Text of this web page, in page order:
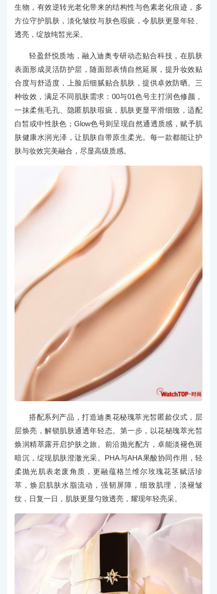
生物，有效逆转光老化带来的结构性与色素老化痕迹，多
方位守护肌肤，淡化皱纹与肤色瑕疵，令肌肤更显年轻、
透亮，绽放纯皙光采。
轻盈舒悦质地，融入迪奥专研动态贴合科技，在肌肤
表面形成灵活防护层，随面部表情自然延展，提升妆效贴
合度与舒适度，上脸后细腻贴合肌肤，提供卓效防晒。三
种妆效，满足不同肌肤需求：00与01色号主打润色修颜，
一抹柔焦毛孔、隐匿肌肤瑕疵，肌肤更显平滑细致，适配
白皙或中性肤色；Glow色号则呈现自然通透质感，赋予肌
肤健康水润光泽，让肌肤自带原生柔光。每一款都能让护
肤与妆效完美融合，尽显高级质感。
搭配系列产品，打造迪奥花秘瑰萃光皙匿龄仪式，层
层焕亮，解锁肌肤通透年轻态。第一步，以花秘瑰萃光皙
焕润精萃露开启护肤之旅。前沿抛光配方，卓能淡褪色斑
暗沉，绽现肌肤澄澈光采。PHA与AHA果酸协同作用，轻
柔抛光肌表老废角质，更融蕴格兰维尔玫瑰花茎赋活珍
萃，焕启肌肤水脂流动，强韧屏障，细致肌理，淡褪皱
纹，日复一日，肌肤更显匀致透亮，耀现年轻亮采。